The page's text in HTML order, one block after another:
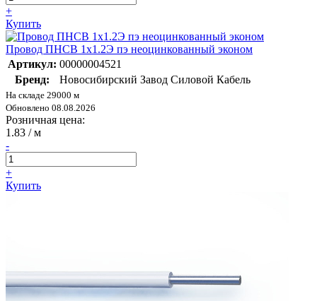
+
Купить
Провод ПНСВ 1х1.2Э пэ неоцинкованный эконом
Артикул: 00000004521
Бренд:
Новосибирский Завод Силовой Кабель
На складе 29000 м
Обновлено 08.08.2026
Розничная цена:
1.83 / м
-
+
Купить